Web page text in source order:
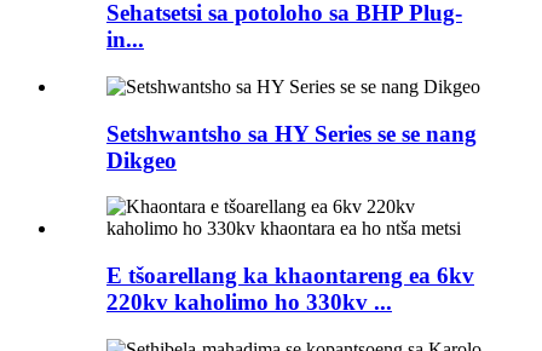
Sehatsetsi sa potoloho sa BHP Plug-
in...
Setshwantsho sa HY Series se se nang
Dikgeo
E tšoarellang ka khaontareng ea 6kv
220kv kaholimo ho 330kv ...